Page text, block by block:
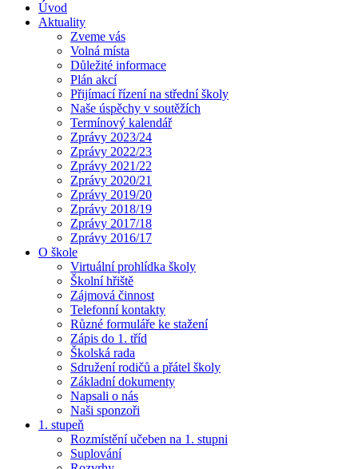
Úvod
Aktuality
Zveme vás
Volná místa
Důležité informace
Plán akcí
Přijímací řízení na střední školy
Naše úspěchy v soutěžích
Termínový kalendář
Zprávy 2023/24
Zprávy 2022/23
Zprávy 2021/22
Zprávy 2020/21
Zprávy 2019/20
Zprávy 2018/19
Zprávy 2017/18
Zprávy 2016/17
O škole
Virtuální prohlídka školy
Školní hřiště
Zájmová činnost
Telefonní kontakty
Různé formuláře ke stažení
Zápis do 1. tříd
Školská rada
Sdružení rodičů a přátel školy
Základní dokumenty
Napsali o nás
Naši sponzoři
1. stupeň
Rozmístění učeben na 1. stupni
Suplování